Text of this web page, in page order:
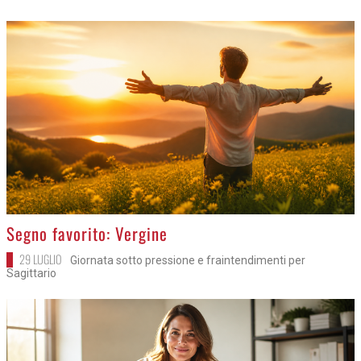
>
Segno favorito: Vergine
29 LUGLIO
Giornata sotto pressione e fraintendimenti per
Sagittario